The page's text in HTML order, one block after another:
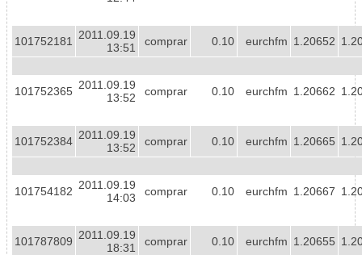
101752181
2011.09.19
13:51
comprar 0.10 eurchfm 1.20652
101752365 2011.09.19
13:52
comprar 0.10 eurchfm 1.20662
101752384 2011.09.19
13:52
comprar 0.10 eurchfm 1.20665
101754182 2011.09.19
14:03
comprar 0.10 eurchfm 1.20667
101787809 2011.09.19
18:31
comprar 0.10 eurchfm 1.20655